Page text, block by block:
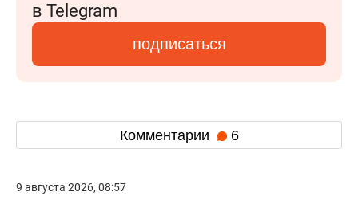
в Telegram
подписаться
Комментарии 6
9 августа 2026, 08:57